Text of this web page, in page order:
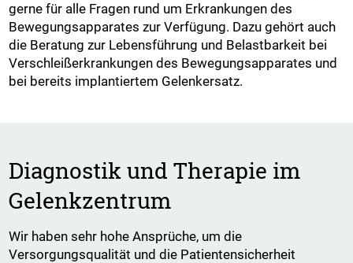
gerne für alle Fragen rund um Erkrankungen des
Bewegungsapparates zur Verfügung. Dazu gehört auch
die Beratung zur Lebensführung und Belastbarkeit bei
Verschleißerkrankungen des Bewegungsapparates und
bei bereits implantiertem Gelenkersatz.
Diagnostik und Therapie im
Gelenkzentrum
Wir haben sehr hohe Ansprüche, um die
Versorgungsqualität und die Patientensicherheit